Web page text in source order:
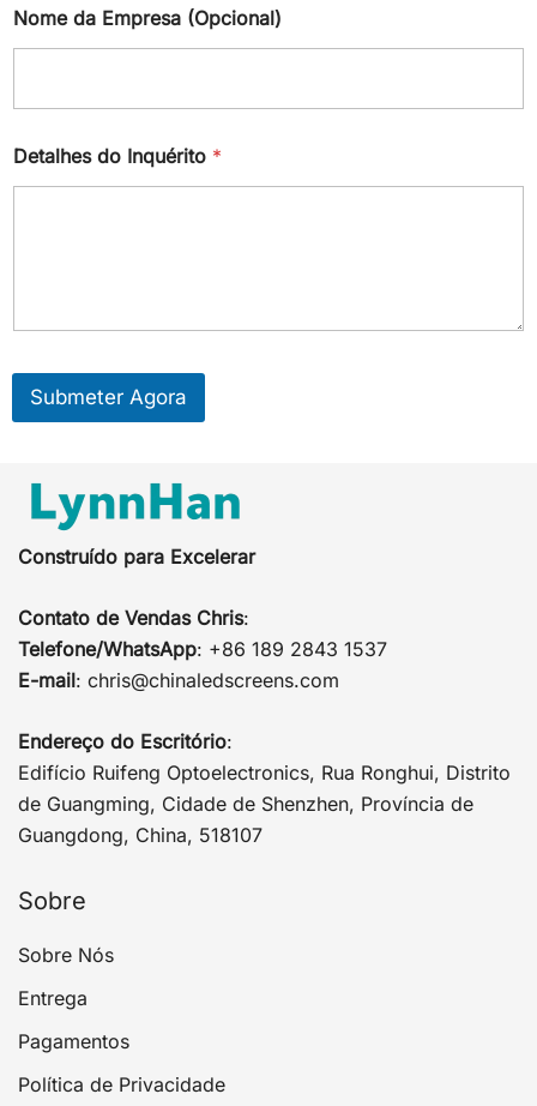
Nome da Empresa (Opcional)
Detalhes do Inquérito *
Submeter Agora
Construído para Excelerar
Contato de Vendas Chris:
Telefone/WhatsApp: +86 189 2843 1537
E-mail: chris@chinaledscreens.com
Endereço do Escritório:
Edifício Ruifeng Optoelectronics, Rua Ronghui, Distrito
de Guangming, Cidade de Shenzhen, Província de
Guangdong, China, 518107
Sobre
Sobre Nós
Entrega
Pagamentos
Política de Privacidade